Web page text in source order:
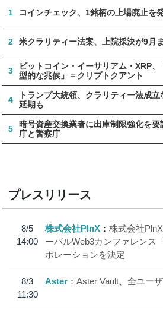
1 コインチェック、1銘柄の上場廃止を
2 米クラリティー法案、上院採決が9月
3
ビットコイン・イーサリアム・XRP
型的な兆候」＝クリプトクアント
4
トランプ大統領、クラリティー法成
延期も
5
暗号資産交換業者に出庫制限強化を
庁と警察庁
プレスリリース
8/5
14:00
株式会社PlnX
株式会社
ーバルWeb3カンファレンス
ボレーションを決定
8/3
11:30
Aster Aster Vault、全ユー